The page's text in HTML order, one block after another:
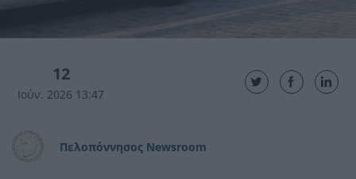
12
Ιούν. 2026 13:47
Πελοπόννησος Newsroom